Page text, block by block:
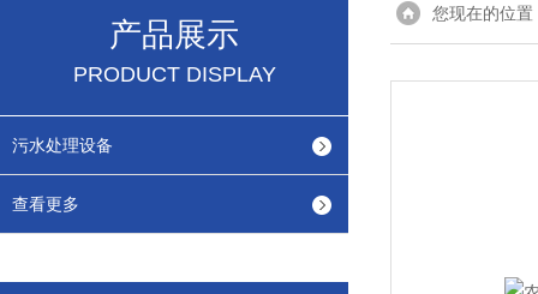
产品展示
PRODUCT DISPLAY
污水处理设备
查看更多
您现在的位置